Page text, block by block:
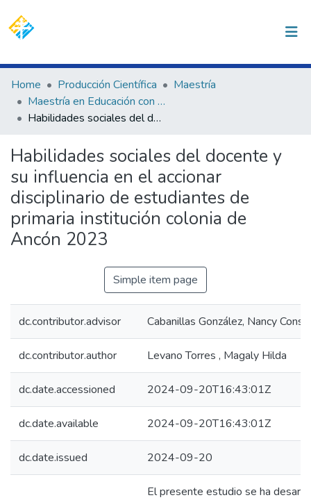
(current)
Communities & Collections
All of DSpace
Home Producción Científica
Maestría
Maestría en Educación con Mención en Gestión y Acreditación Educativa
Habilidades sociales del docente y su influencia en el accionar disciplinario de estudiantes de primaria institución colonia de Ancón 2023
Habilidades sociales del docente y
su influencia en el accionar
disciplinario de estudiantes de
primaria institución colonia de
Ancón 2023
Simple item page
dc.contributor.advisor Cabanillas González, Nancy
dc.contributor.author Levano Torres , Magaly Hilda
dc.date.accessioned 2024-09-20T16:43:01Z
dc.date.available 2024-09-20T16:43:01Z
dc.date.issued 2024-09-20
El presente estudio se ha